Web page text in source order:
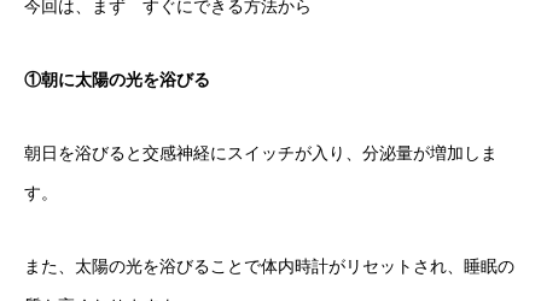
今回は、まず すぐにできる方法から
①朝に太陽の光を浴びる
朝日を浴びると交感神経にスイッチが入り、分泌量が増加しま
す。
また、太陽の光を浴びることで体内時計がリセットされ、睡眠の